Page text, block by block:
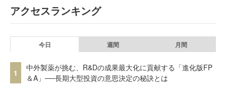
アクセスランキング
今日 週間 月間
1
中外製薬が挑む、R&Dの成果最大化に貢献する「進化版FP
＆A」──長期大型投資の意思決定の秘訣とは